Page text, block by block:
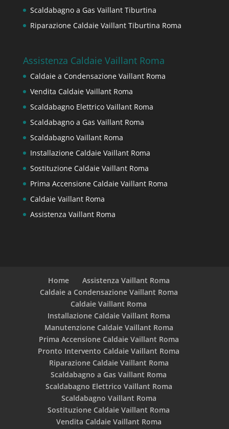
Scaldabagno a Gas Vaillant Tiburtina
Riparazione Caldaie Vaillant Tiburtina Roma
Assistenza Caldaie Vaillant Roma
Caldaie a Condensazione Vaillant Roma
Vendita Caldaie Vaillant Roma
Scaldabagno Elettrico Vaillant Roma
Scaldabagno a Gas Vaillant Roma
Scaldabagno Vaillant Roma
Installazione Caldaie Vaillant Roma
Sostituzione Caldaie Vaillant Roma
Prima Accensione Caldaie Vaillant Roma
Caldaie Vaillant Roma
Assistenza Vaillant Roma
Home
Assistenza Vaillant Roma
Caldaie a Condensazione Vaillant Roma
Caldaie Vaillant Roma
Installazione Caldaie Vaillant Roma
Manutenzione Caldaie Vaillant Roma
Prima Accensione Caldaie Vaillant Roma
Pronto Intervento Caldaie Vaillant Roma
Riparazione Caldaie Vaillant Roma
Scaldabagno a Gas Vaillant Roma
Scaldabagno Elettrico Vaillant Roma
Scaldabagno Vaillant Roma
Sostituzione Caldaie Vaillant Roma
Vendita Caldaie Vaillant Roma